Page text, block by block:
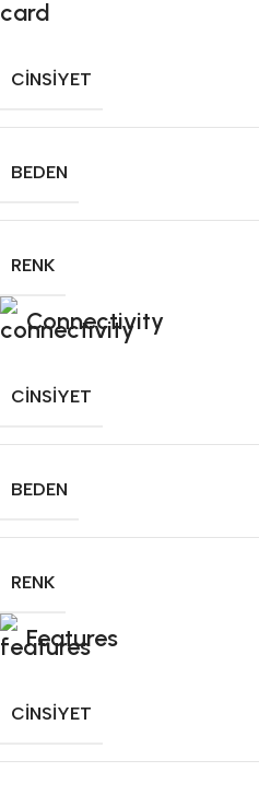
CINSIYET
BEDEN
RENK
Connectivity
CINSIYET
BEDEN
RENK
Features
CINSIYET